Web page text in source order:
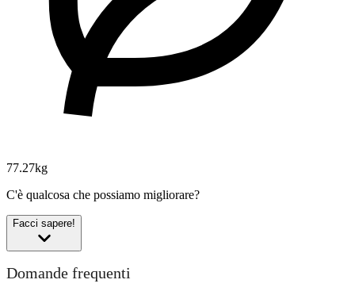
77.27kg
C'è qualcosa che possiamo migliorare?
Facci sapere!
Domande frequenti